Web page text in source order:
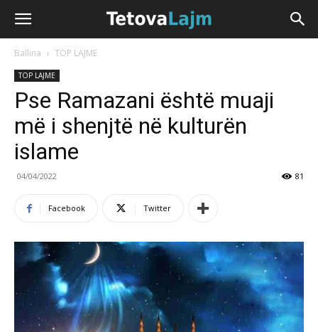
Ballina TOP LAJME
TOP LAJME
Pse Ramazani është muaji
më i shenjtë në kulturën
islame
04/04/2022 81
Facebook Twitter